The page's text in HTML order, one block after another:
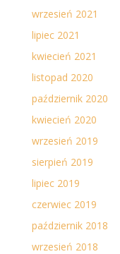
wrzesień 2021
lipiec 2021
kwiecień 2021
listopad 2020
październik 2020
kwiecień 2020
wrzesień 2019
sierpień 2019
lipiec 2019
czerwiec 2019
październik 2018
wrzesień 2018